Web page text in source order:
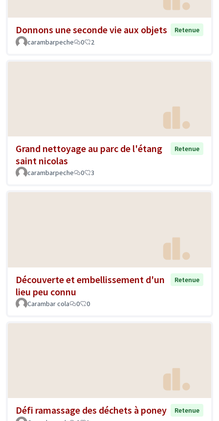
Donnons une seconde vie aux objets
Retenue
carambarpeche
0 2
Grand nettoyage au parc de l'étang
saint nicolas
Retenue
carambarpeche 0 3
Découverte et embellissement d'un
lieu peu connu
Retenue
Carambar cola 0 0
Défi ramassage des déchets à poney
Retenue